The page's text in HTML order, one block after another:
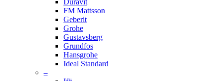
Duravit
FM Mattsson
Geberit
Grohe
Gustavsberg
Grundfos
Hansgrohe
Ideal Standard
–